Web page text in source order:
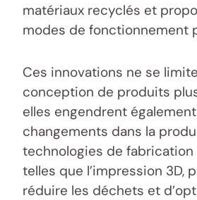
matériaux recyclés et
modes de fonctionnement
Ces innovations ne se
conception de produits
elles engendrent
changements dans la
technologies de fabrication
telles que l’impression 3D,
réduire les déchets et